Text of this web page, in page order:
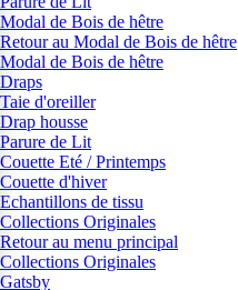
Modal de Bois de hêtre
Retour au Modal de Bois de hêtre
Modal de Bois de hêtre
Draps
Taie d'oreiller
Drap housse
Parure de Lit
Couette Eté / Printemps
Couette d'hiver
Echantillons de tissu
Collections Originales
Retour au menu principal
Collections Originales
Gatsby